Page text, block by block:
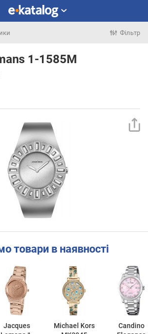
Фільтр
1-1585M
товари в наявності
Jacques
Michael Kors
Candino